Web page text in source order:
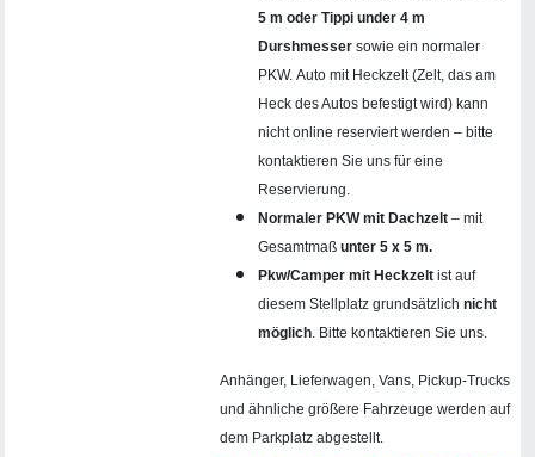
5 m oder Tippi under 4 m
Durshmesser sowie ein normaler
PKW. Auto mit Heckzelt (Zelt, das am
Heck des Autos befestigt wird) kann
nicht online reserviert werden – bitte
kontaktieren Sie uns für eine
Reservierung.
Normaler PKW mit Dachzelt – mit
Gesamtmaß unter 5 x 5 m.
Pkw/Camper mit Heckzelt ist auf
diesem Stellplatz grundsätzlich nicht
möglich. Bitte kontaktieren Sie uns.
Anhänger, Lieferwagen, Vans, Pickup-Trucks
und ähnliche größere Fahrzeuge werden auf
dem Parkplatz abgestellt.